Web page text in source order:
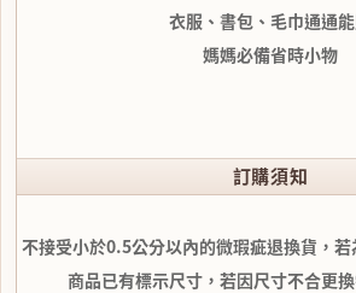
衣服、書包、毛巾通通
媽媽必備省時小物
訂購須知
不接受小於0.5公分以內的微瑕疵退換貨，
商品已有標示尺寸，若因尺寸不合更